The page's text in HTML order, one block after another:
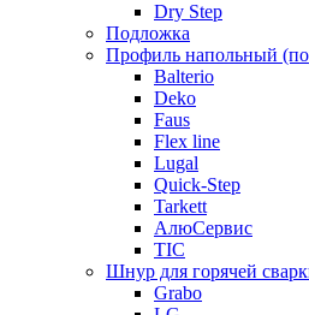
Dry Step
Подложка
Профиль напольный
Balterio
Deko
Faus
Flex line
Lugal
Quick-Step
Tarkett
АлюСервис
ТІС
Шнур для горячей
Grabo